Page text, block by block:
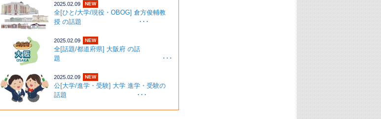
2025.02.09 NEW
全[ひと/大学/現役・OBOG] 倉方俊輔教
授 の話題 ･･･
2025.02.09 NEW
全[話題/都道府県] 大阪府 の話
題 ･･･
2025.02.09 NEW
公[大学/進学・受験] 大学 進学・受験の
話題 ･･･